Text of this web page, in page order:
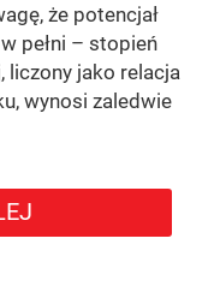
że potencjał
pełni – stopień
jako relacja
wynosi zaledwie